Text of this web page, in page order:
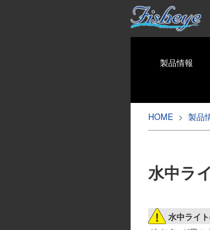
製品情報
HOME > 製品
水中ラ
水中ライ